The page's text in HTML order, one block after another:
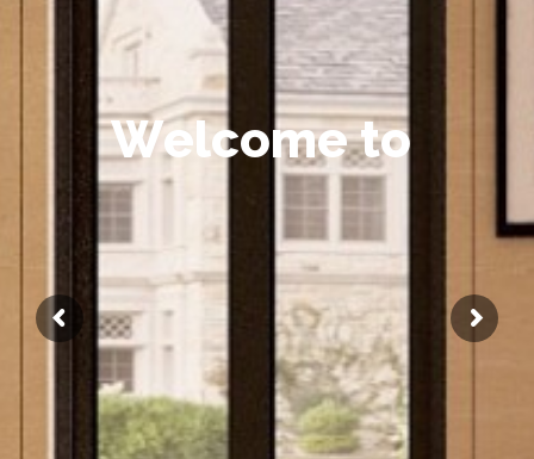
Welcome to